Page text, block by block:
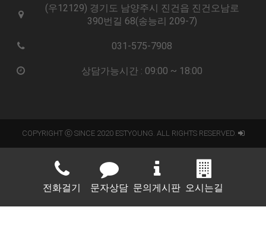
(우12129) 경기도 남양주시 진건읍 진건오남로
390번길 68(송능리 209-7)
031-575-7908
상담가능시간 : 09:00 ~ 18:00
COPYRIGHT ⓒ SINCE 2020 ESTYOUNG. ALL RIGHTS RESERVED.
전화걸기 문자상담 문의게시판 오시는길